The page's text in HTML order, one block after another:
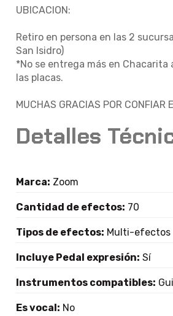
UBICACION:
Retiro en persona en las 2
San Isidro)
*No se entrega más en Chacarita
las placas.
MUCHAS GRACIAS POR CONFIAR
Detalles
Marca: Zoom
Cantidad de efectos: 70
Tipos de efectos: Multi-efectos
Incluye Pedal expresión: Sí
Instrumentos compatibles:
Es vocal: No